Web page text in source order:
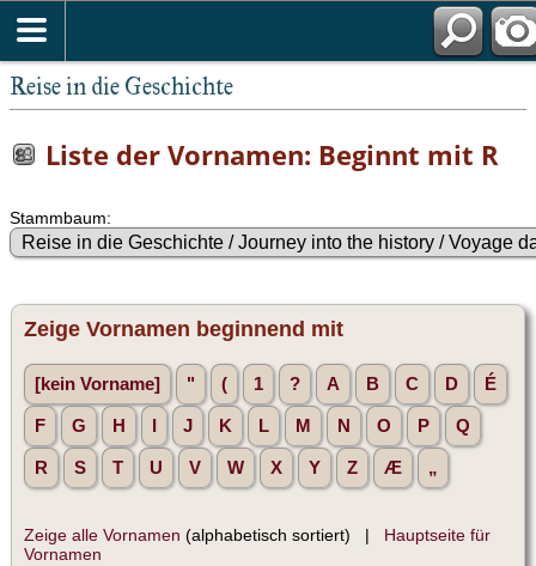
Reise in die Geschichte
Liste der Vornamen: Beginnt mit R
Stammbaum:
Zeige Vornamen beginnend mit
[kein Vorname] " ( 1 ? A B C D É
F G H J K L M N O P Q
R S T U V W X Y Z Æ „
Zeige alle Vornamen (alphabetisch sortiert) | Hauptseite für
Vornamen